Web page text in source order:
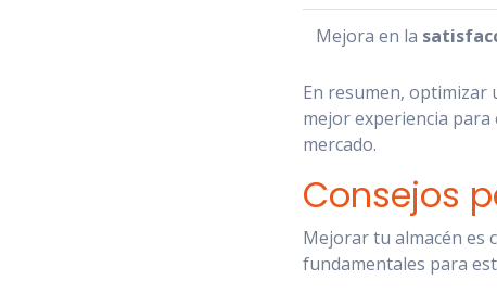
Mejora en la
En resumen, optimizar
mejor experiencia
mercado.
Consejos
Mejorar tu almacén es
fundamentales para